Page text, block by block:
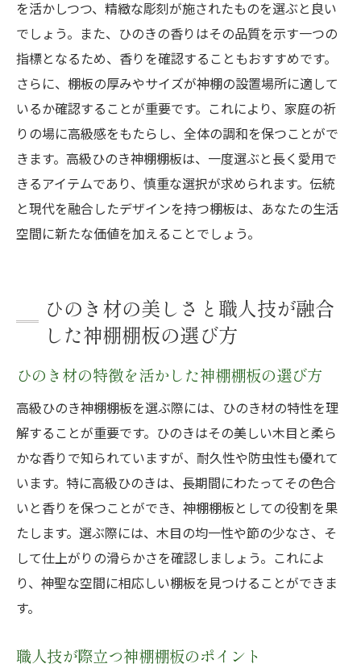
を活かしつつ、精緻な彫刻が施されたものを選ぶと良い
でしょう。また、ひのきの香りはその品質を示す一つの
指標となるため、香りを確認することもおすすめです。
さらに、棚板の厚みやサイズが神棚の設置場所に適して
いるか確認することが重要です。これにより、家庭の祈
りの場に高級感をもたらし、全体の調和を保つことがで
きます。高級ひのき神棚棚板は、一度選ぶと長く愛用で
きるアイテムであり、慎重な選択が求められます。伝統
と現代を融合したデザインを持つ棚板は、あなたの生活
空間に新たな価値を加えることでしょう。
ひのき材の美しさと職人技が融合
した神棚棚板の選び方
ひのき材の特徴を活かした神棚棚板の選び方
高級ひのき神棚棚板を選ぶ際には、ひのき材の特性を理
解することが重要です。ひのきはその美しい木目と柔ら
かな香りで知られていますが、耐久性や防虫性も優れて
います。特に高級ひのきは、長期間にわたってその色合
いと香りを保つことができ、神棚棚板としての役割を果
たします。選ぶ際には、木目の均一性や節の少なさ、そ
して仕上がりの滑らかさを確認しましょう。これによ
り、神聖な空間に相応しい棚板を見つけることができま
す。
職人技が際立つ神棚棚板のポイント